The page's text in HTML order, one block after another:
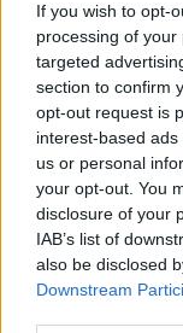
If you wish to opt-
processing of
targeted
section to confirm
opt-out request is
interest-based
us or personal
your opt-out. You
disclosure of your
IAB’s list of
also be disclosed
Downstream
#KULTÚRA
TÉSZTA #
#ZENE OPERA